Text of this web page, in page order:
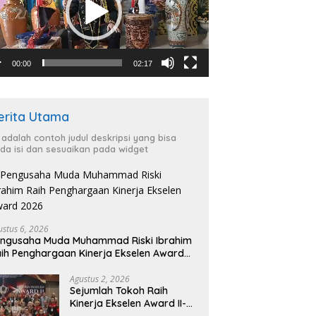
00:00 02:17
Utama
adalah contoh judul deskripsi yang bisa
isi dan sesuaikan pada widget
6, 2026
Muda Muhammad Riski Ibrahim
Penghargaan Kinerja Ekselen Award
Agustus 2, 2026
Sejumlah Tokoh Raih
Kinerja Ekselen Award II-